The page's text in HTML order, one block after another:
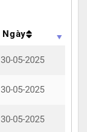
Ngày
30-05-2025
30-05-2025
30-05-2025